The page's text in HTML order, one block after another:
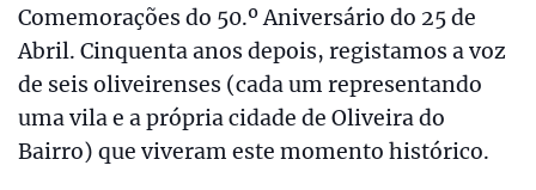
Comemorações do 50.º Aniversário do 25 de
Abril. Cinquenta anos depois, registamos a voz
de seis oliveirenses (cada um representando
uma vila e a própria cidade de Oliveira do
Bairro) que viveram este momento histórico.